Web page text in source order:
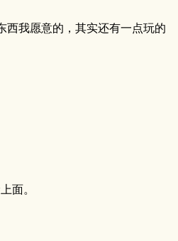
西我愿意的，其实还有一点玩的
面。